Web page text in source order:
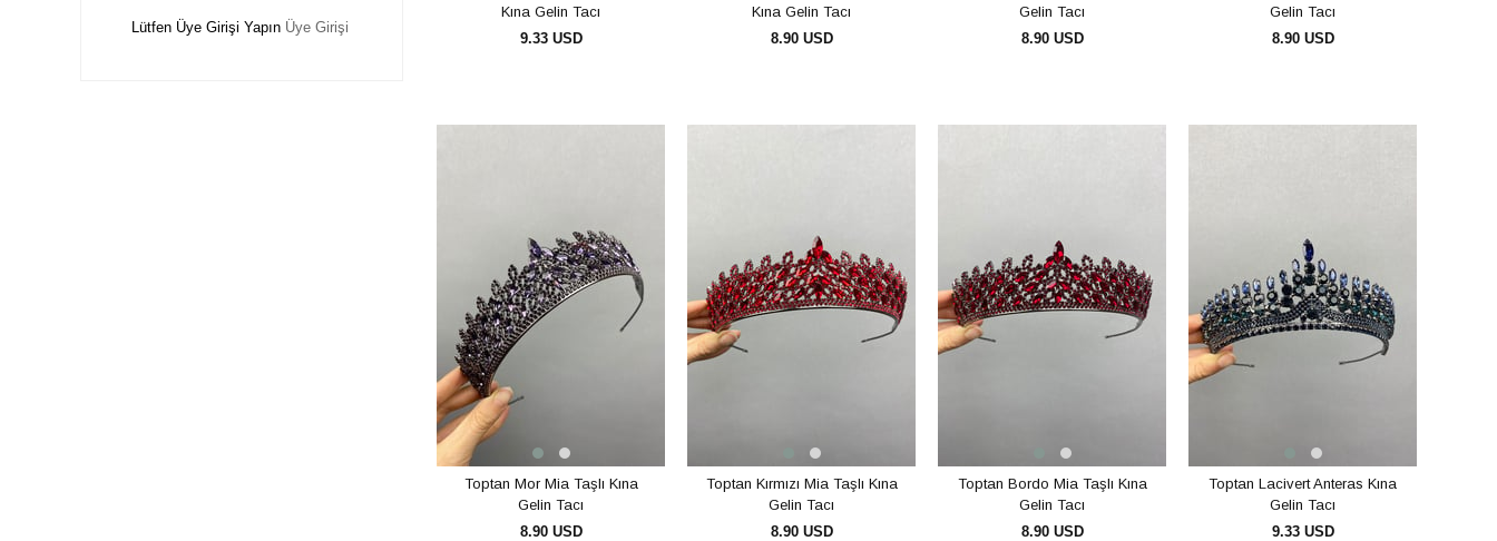
Lütfen Üye Girişi Yapın Üye Girişi
Kına Gelin Tacı
9.33 USD
Kına Gelin Tacı
8.90 USD
Gelin Tacı
8.90 USD
Gelin Tacı
8.90 USD
Toptan Mor Mia Taşlı Kına
Gelin Tacı
8.90 USD
Toptan Kırmızı Mia Taşlı Kına
Gelin Tacı
8.90 USD
Toptan Bordo Mia Taşlı Kına
Gelin Tacı
8.90 USD
Toptan Lacivert Anteras Kına
Gelin Tacı
9.33 USD